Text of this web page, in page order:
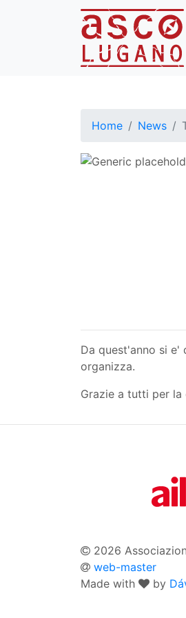
Home News
Da quest'anno si
organizza.
Grazie a tutti per la
2026
web-master
Made with
by